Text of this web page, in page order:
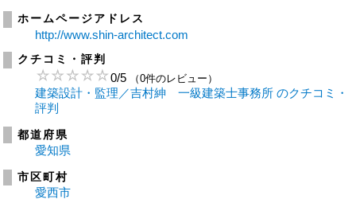
ホームページアドレス
http://www.shin-architect.com
クチコミ・評判
0/5 （0件のレビュー）
建築設計・監理／吉村紳 一級建築士事務所 のクチコミ・
評判
都道府県
愛知県
市区町村
愛西市